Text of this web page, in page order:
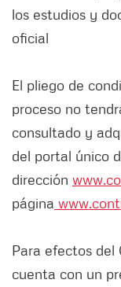
los estudios y
oficial
El pliego de
proceso no
consultado y
del portal único
dirección
página
Para efectos del
cuenta con un